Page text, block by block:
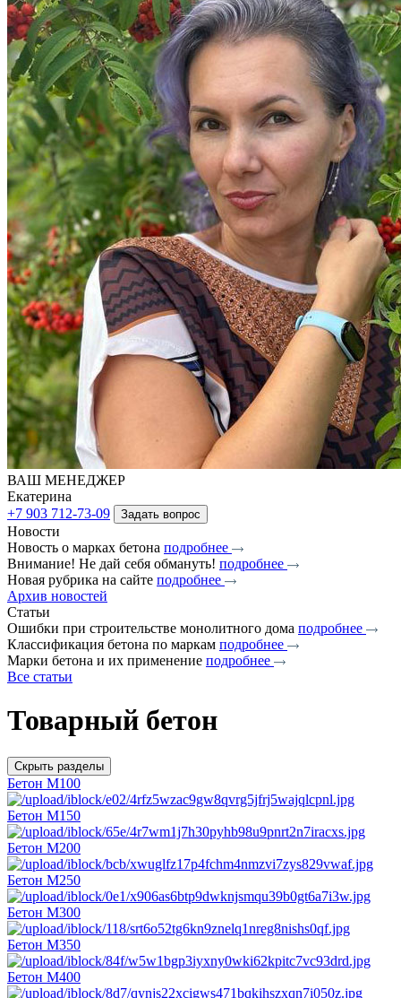
ВАШ МЕНЕДЖЕР
Екатерина
+7 903 712-73-09
Задать вопрос
Новости
Новость о марках бетона подробнее
Внимание! Не дай себя обмануть! подробнее
Новая рубрика на сайте подробнее
Архив новостей
Статьи
Ошибки при строительстве монолитного дома подробнее
Классификация бетона по маркам подробнее
Марки бетона и их применение подробнее
Все статьи
Товарный бетон
Скрыть разделы
Бетон М100
Бетон М150
Бетон М200
Бетон М250
Бетон М300
Бетон М350
Бетон М400